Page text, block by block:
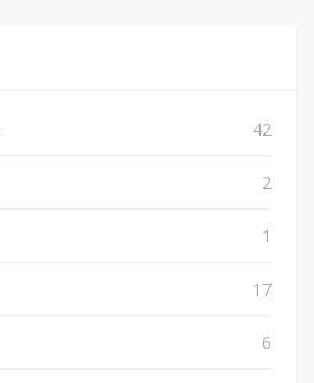
42
2
1
17
6